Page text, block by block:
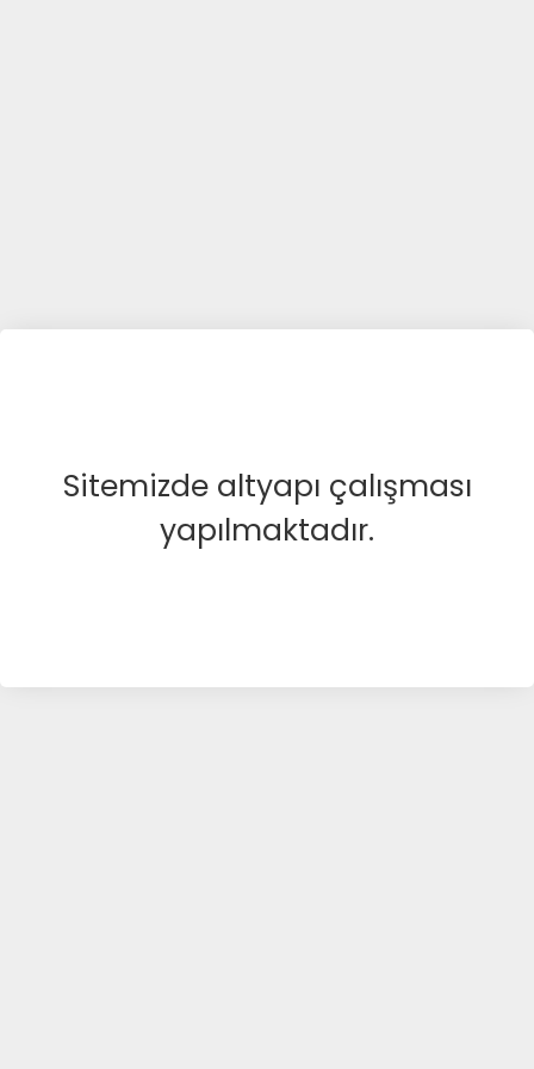
Sitemizde altyapı çalışması
yapılmaktadır.